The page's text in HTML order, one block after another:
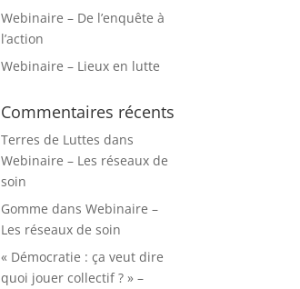
Webinaire – De l’enquête à
l’action
Webinaire – Lieux en lutte
Commentaires récents
Terres de Luttes dans
Webinaire – Les réseaux de
soin
Gomme dansWebinaire –
Les réseaux de soin
« Démocratie : ça veut dire
quoi jouer collectif ? » –